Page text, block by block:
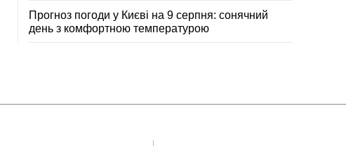
Прогноз погоди у Києві на 9 серпня: сонячний
день з комфортною температурою